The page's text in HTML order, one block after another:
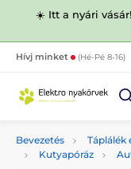
☀️ Itt a nyári
Hívj minket (Hé-Pé 8-16)
Bevezetés Táplálék
Kutyapóráz